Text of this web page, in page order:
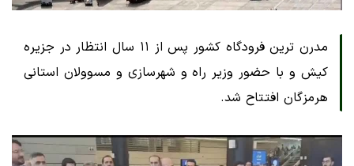
مدرن ترین فرودگاه کشور پس از ۱۱ سال انتظار در جزیره
کیش و با حضور وزیر راه و شهرسازی و مسوولان استانی
هرمزگان افتتاح شد.